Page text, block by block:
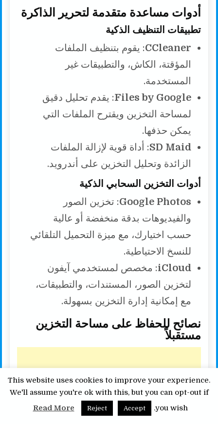
أدوات مساعدة متقدمة لتحرير الذاكرة
تطبيقات التنظيف الذكية
CCleaner: يقوم بتنظيف الملفات
المؤقتة، الكاش، والتطبيقات غير
المستخدمة.
Files by Google: يقدم تحليل دقيق
لمساحة التخزين ويقترح الملفات التي
يمكن حذفها.
SD Maid: أداة قوية لإزالة الملفات
الزائدة وتحليل التخزين على أندرويد.
أدوات التخزين السحابي الذكية
Google Photos: تخزين الصور
والفيديوهات بدقة منخفضة أو عالية
حسب اختيارك، مع ميزة التحميل التلقائي
للنسخ الاحتياطية.
iCloud: مخصص لمستخدمي آيفون
لتخزين الصور، المستندات، والتطبيقات،
مع إمكانية إدارة التخزين بسهولة.
نصائح للحفاظ على مساحة التخزين
مستقبلاً
This website uses cookies to improve your experience.
We'll assume you're ok with this, but you can opt-out if
you wish.
Accept
Reject
Read More